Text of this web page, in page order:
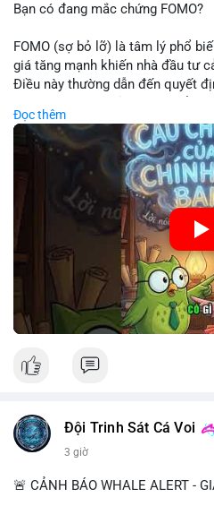
Bạn có đang mắc chứng FOMO?
FOMO (sợ bỏ lỡ) là tâm lý phổ
giá tăng mạnh khiến nhà đầu tư
Điều này thường dẫn đến quyết
chiến lược đầu tư rõ ràng.
🎥 Xem video trực tiếp tại:
Nguồn: Cú Thông Thái
Đọc thêm
Đội Trinh Sát Cá Voi
3 giờ
🚨 CẢNH BÁO WHALE ALERT -